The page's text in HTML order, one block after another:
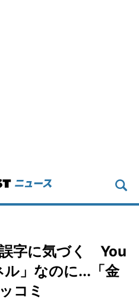
字に気づく You
」なのに...「金
コミ